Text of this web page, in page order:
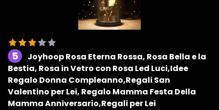
5
Joyhoop Rosa Eterna Rossa, Rosa Bella e la
Bestia, Rosa in Vetro con Rosa Led Luci,Idee
Regalo Donna Compleanno,Regali San
Valentino per Lei, Regalo Mamma Festa Della
Mamma Anniversario,Regali per Lei